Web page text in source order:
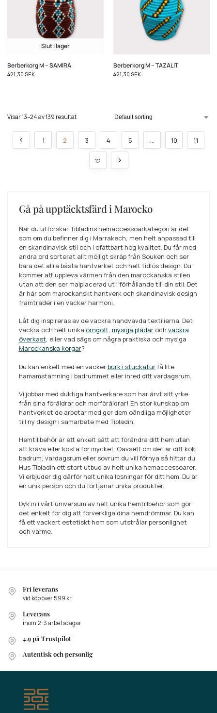
Slut i lager
Berberkorg M – SAMIRA
421,30 SEK
Berberkorg M – TAZALIT
421,30 SEK
Visar 13–24 av 139 resultat
1 2 3 4 5 … 10 11
12
Gå på upptäcktsfärd i Marocko
När du utforskar Tibladins hemaccessoarkategori är det
som om du befinner dig i Marrakech, men helt anpassad till
en skandinavisk stil och i ofattbart hög kvalitet. Du får med
andra ord sorterat allt möjligt skräp från Souken och ser
bara det allra bästa hantverket och helt tidlös design. Du
kommer att uppleva värmen från den marockanska stilen
utan att den ser malplacerad ut i förhållande till din stil. Det
är här som marockanskt hantverk och skandinavisk design
framträder i en vacker harmoni.
Låt dig inspireras av de vackra handvävda textilierna. Det
vackra och helt unika örngott, mysiga plädaroch vackra
överkast, eller vad sägs om några praktiska och mysiga
Marockanska korgar?
Du kan enkelt med en vackerburk i stuckaturfå lite
hamamstämning i badrummet eller inred ditt vardagsrum.
Vi jobbar med duktiga hantverkare som har ärvt sitt yrke
från sina föräldrar och morföräldrar! En stor kunskap om
hantverket de arbetar med ger dem oändliga möjligheter
till ny design i samarbete med Tibladin.
Hemtillbehör är ett enkelt sätt att förändra ditt hem utan
att kräva eller kosta för mycket. Oavsett om det är ditt kök,
badrum, vardagsrum eller sovrum du vill förnya så hittar du
Hus Tibladin ett stort utbud av helt unika hemaccessoarer.
Vi erbjuder dig därför helt unika lösningar för ditt hem. Du är
en unik person och du förtjänar unika produkter.
Dyk in i vårt universum av helt unika hemtillbehör som gör
det enkelt för dig att förverkliga dina hemdrömmar. Du kan
få ett vackert estetiskt hem som utstrålar personlighet
och värme.
Fri leverans
vid köp över 599 kr.
Leverans
inom 2-3 arbetsdagar
4.9 på Trustpilot
Autentisk och personlig